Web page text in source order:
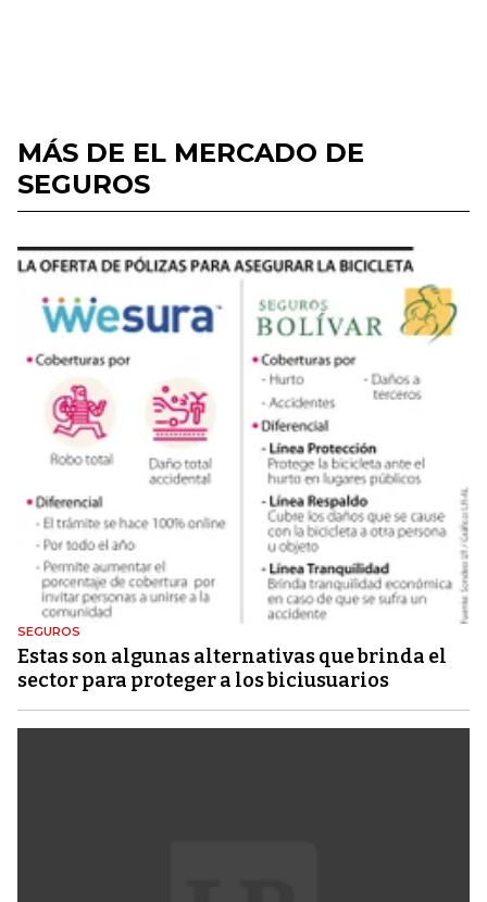
MÁS DE EL MERCADO DE
SEGUROS
SEGUROS
Estas son algunas alternativas que brinda el
sector para proteger a los biciusuarios